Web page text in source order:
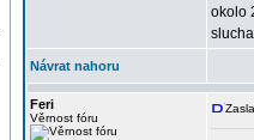
okolo
Návrat nahoru
Feri
Věrnost fóru